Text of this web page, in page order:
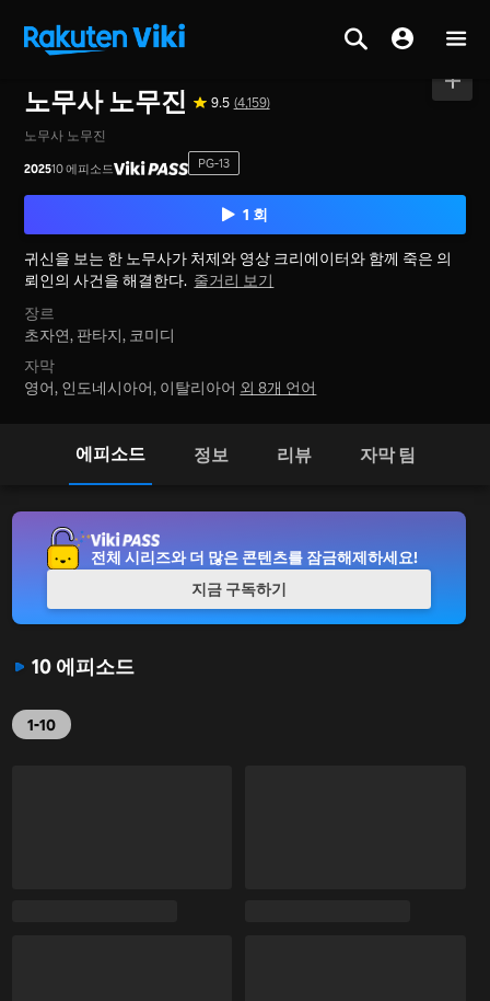
노무사 노무진 9.5 (4,159)
노무사 노무진
202510 에피소드 PG-13
1 회
귀신을 보는 한 노무사가 처제와 영상 크리에이터와 함께 죽은 의
뢰인의 사건을 해결한다. 줄거리 보기
장르
초자연, 판타지, 코미디
자막
영어, 인도네시아어, 이탈리아어 외 8개 언어
에피소드 정보 리뷰 자막 팀
10 에피소드
1-10
전체 시리즈와 더 많은 콘텐츠를 잠금해제하세요!
지금 구독하기